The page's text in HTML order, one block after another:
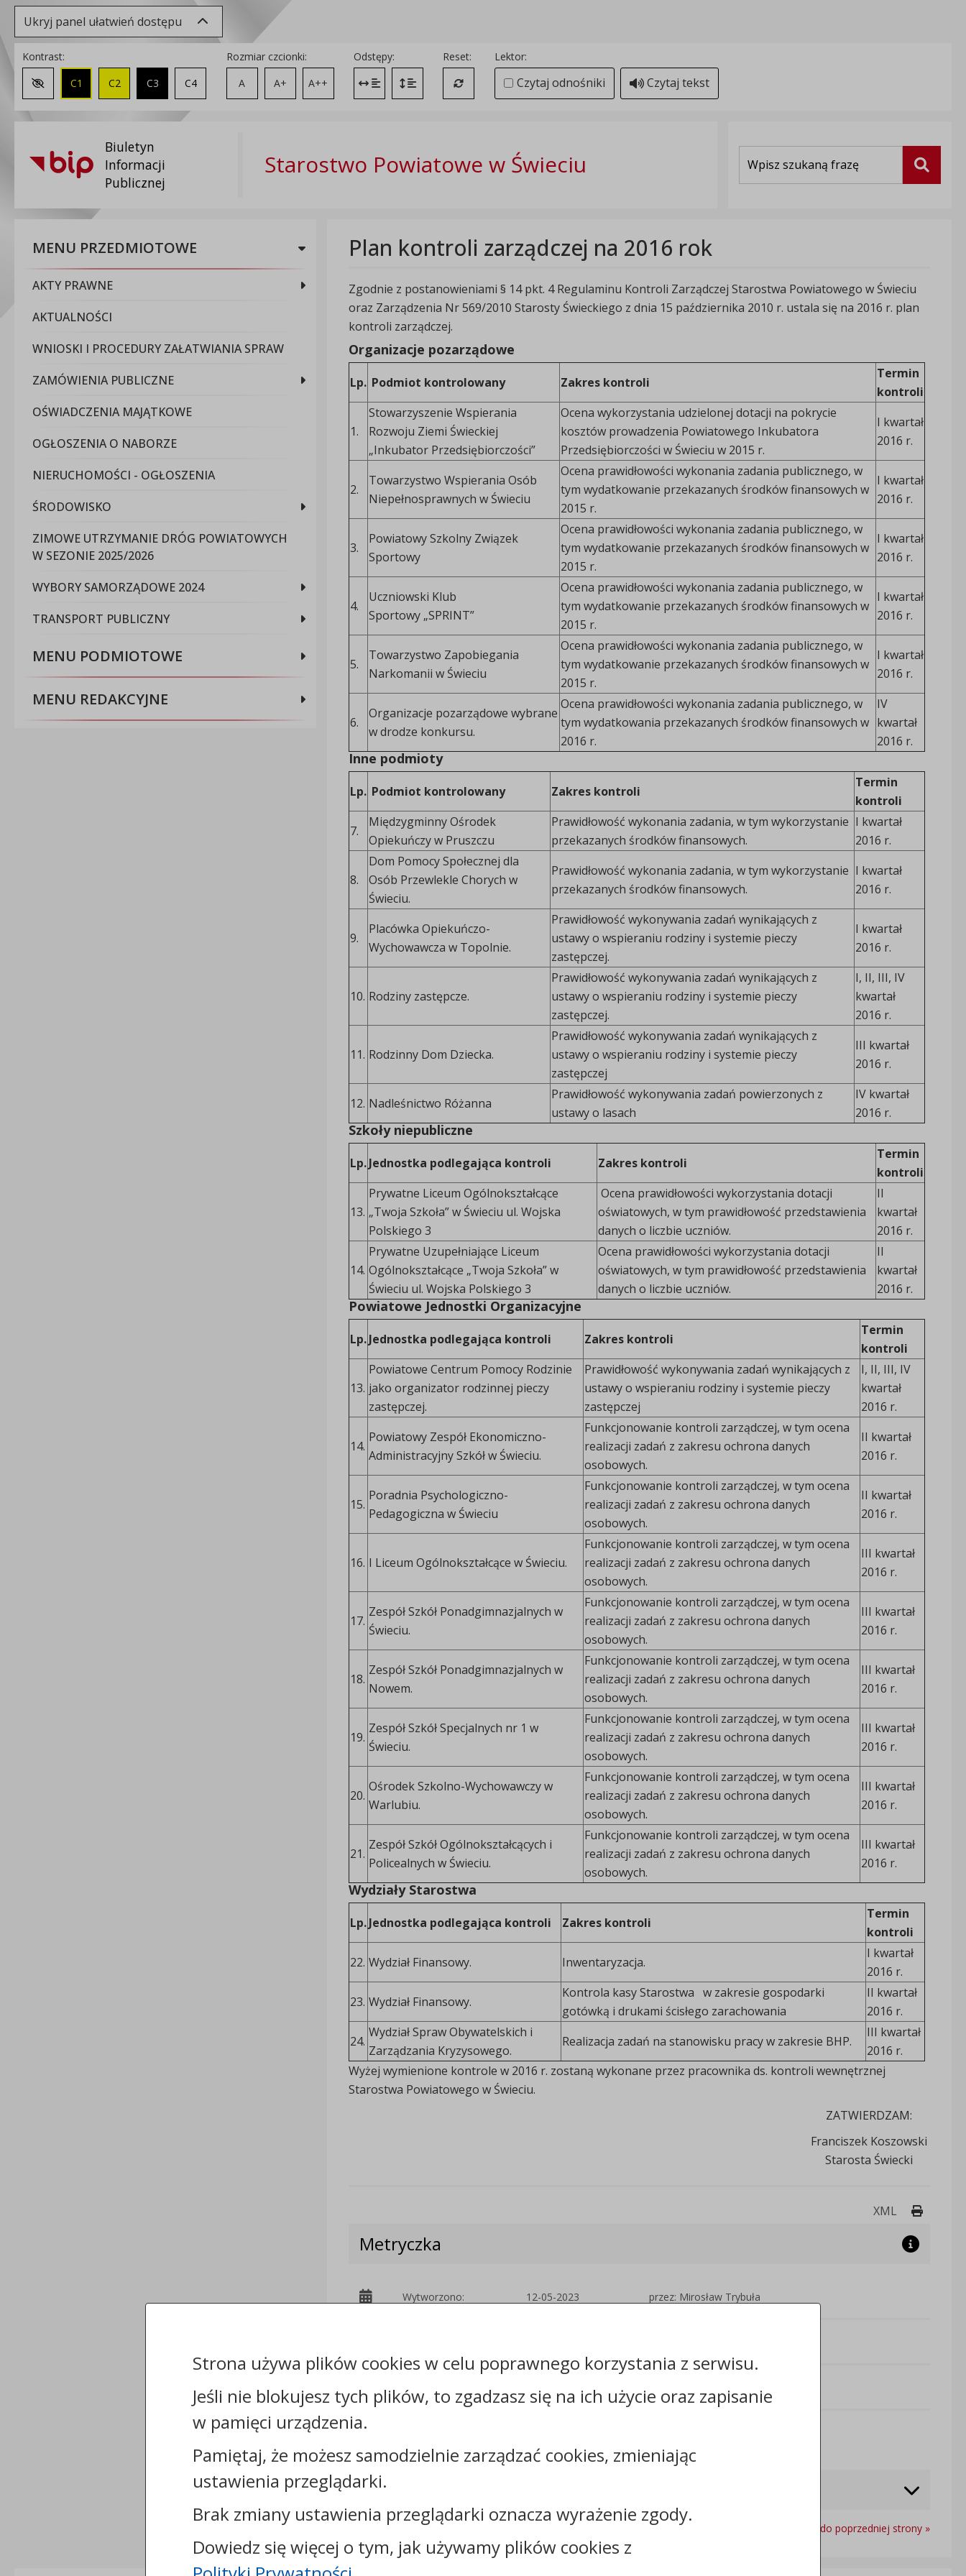
Ukryj panel ułatwień dostępu
Kontrast:
Zmień kontrast na domyślny
C1 C2 C3 C4
Rozmiar czcionki:
A
A+ A++
Odstępy:
Zmień odstęp między literami
Zmień interlinię i margines między paragrafami
Reset:
Przywróć ustawienia domyślne
Lektor:
Czytaj odnośniki Czytaj tekst
Biuletyn
Informacji
Publicznej
Starostwo Powiatowe w Świeciu Szukaj
MENU PRZEDMIOTOWE
AKTY PRAWNE
AKTUALNOŚCI
WNIOSKI I PROCEDURY ZAŁATWIANIA SPRAW
ZAMÓWIENIA PUBLICZNE
OŚWIADCZENIA MAJĄTKOWE
OGŁOSZENIA O NABORZE
NIERUCHOMOŚCI - OGŁOSZENIA
ŚRODOWISKO
ZIMOWE UTRZYMANIE DRÓG POWIATOWYCH
W SEZONIE 2025/2026
WYBORY SAMORZĄDOWE 2024
TRANSPORT PUBLICZNY
MENU PODMIOTOWE
MENU REDAKCYJNE
Plan kontroli zarządczej na 2016 rok
Zgodnie z postanowieniami § 14 pkt. 4 Regulaminu Kontroli Zarządczej Starostwa Powiatowego w Świeciu
oraz Zarządzenia Nr 569/2010 Starosty Świeckiego z dnia 15 października 2010 r. ustala się na 2016 r. plan
kontroli zarządczej.
Organizacje pozarządowe
Lp. Podmiot kontrolowany Zakres kontroli
Termin
kontroli
1.
Stowarzyszenie Wspierania
Rozwoju Ziemi Świeckiej
„Inkubator Przedsiębiorczości”
Ocena wykorzystania udzielonej dotacji na pokrycie
kosztów prowadzenia Powiatowego Inkubatora
Przedsiębiorczości w Świeciu w 2015 r.
I kwartał
2016 r.
2.
Towarzystwo Wspierania Osób
Niepełnosprawnych w Świeciu
Ocena prawidłowości wykonania zadania publicznego, w
tym wydatkowanie przekazanych środków finansowych w
2015 r.
I kwartał
2016 r.
3.
Powiatowy Szkolny Związek
Sportowy
Ocena prawidłowości wykonania zadania publicznego, w
tym wydatkowanie przekazanych środków finansowych w
2015 r.
I kwartał
2016 r.
4.
Uczniowski Klub
Sportowy „SPRINT”
Ocena prawidłowości wykonania zadania publicznego, w
tym wydatkowanie przekazanych środków finansowych w
2015 r.
I kwartał
2016 r.
5.
Towarzystwo Zapobiegania
Narkomanii w Świeciu
Ocena prawidłowości wykonania zadania publicznego, w
tym wydatkowanie przekazanych środków finansowych w
2015 r.
I kwartał
2016 r.
6.
Organizacje pozarządowe wybrane
w drodze konkursu.
Ocena prawidłowości wykonania zadania publicznego, w
tym wydatkowania przekazanych środków finansowych w
2016 r.
IV
kwartał
2016 r.
Inne podmioty
Lp. Podmiot kontrolowany Zakres kontroli
Termin
kontroli
7.
Międzygminny Ośrodek
Opiekuńczy w Pruszczu
Prawidłowość wykonania zadania, w tym wykorzystanie
przekazanych środków finansowych.
I kwartał
2016 r.
8.
Dom Pomocy Społecznej dla
Osób Przewlekle Chorych w
Świeciu.
Prawidłowość wykonania zadania, w tym wykorzystanie
przekazanych środków finansowych.
I kwartał
2016 r.
9.
Placówka Opiekuńczo-
Wychowawcza w Topolnie.
Prawidłowość wykonywania zadań wynikających z
ustawy o wspieraniu rodziny i systemie pieczy
zastępczej.
I kwartał
2016 r.
10. Rodziny zastępcze.
Prawidłowość wykonywania zadań wynikających z
ustawy o wspieraniu rodziny i systemie pieczy
zastępczej.
I, II, III, IV
kwartał
2016 r.
11. Rodzinny Dom Dziecka.
Prawidłowość wykonywania zadań wynikających z
ustawy o wspieraniu rodziny i systemie pieczy
zastępczej
III kwartał
2016 r.
12. Nadleśnictwo Różanna
Prawidłowość wykonywania zadań powierzonych z
ustawy o lasach
IV kwartał
2016 r.
Szkoły niepubliczne
Lp.Jednostka podlegająca kontroli Zakres kontroli
Termin
kontroli
13.
Prywatne Liceum Ogólnokształcące
„Twoja Szkoła” w Świeciu ul. Wojska
Polskiego 3
Ocena prawidłowości wykorzystania dotacji
oświatowych, w tym prawidłowość przedstawienia
danych o liczbie uczniów.
II
kwartał
2016 r.
14.
Prywatne Uzupełniające Liceum
Ogólnokształcące „Twoja Szkoła” w
Świeciu ul. Wojska Polskiego 3
Ocena prawidłowości wykorzystania dotacji
oświatowych, w tym prawidłowość przedstawienia
danych o liczbie uczniów.
II
kwartał
2016 r.
Powiatowe Jednostki Organizacyjne
Lp.Jednostka podlegająca kontroli Zakres kontroli
Termin
kontroli
13.
Powiatowe Centrum Pomocy Rodzinie
jako organizator rodzinnej pieczy
zastępczej.
Prawidłowość wykonywania zadań wynikających z
ustawy o wspieraniu rodziny i systemie pieczy
zastępczej
I, II, III, IV
kwartał
2016 r.
14.
Powiatowy Zespół Ekonomiczno-
Administracyjny Szkół w Świeciu.
Funkcjonowanie kontroli zarządczej, w tym ocena
realizacji zadań z zakresu ochrona danych
osobowych.
II kwartał
2016 r.
15.
Poradnia Psychologiczno-
Pedagogiczna w Świeciu
Funkcjonowanie kontroli zarządczej, w tym ocena
realizacji zadań z zakresu ochrona danych
osobowych.
II kwartał
2016 r.
16. I Liceum Ogólnokształcące w Świeciu.
Funkcjonowanie kontroli zarządczej, w tym ocena
realizacji zadań z zakresu ochrona danych
osobowych.
III kwartał
2016 r.
17.
Zespół Szkół Ponadgimnazjalnych w
Świeciu.
Funkcjonowanie kontroli zarządczej, w tym ocena
realizacji zadań z zakresu ochrona danych
osobowych.
III kwartał
2016 r.
18.
Zespół Szkół Ponadgimnazjalnych w
Nowem.
Funkcjonowanie kontroli zarządczej, w tym ocena
realizacji zadań z zakresu ochrona danych
osobowych.
III kwartał
2016 r.
19.
Zespół Szkół Specjalnych nr 1 w
Świeciu.
Funkcjonowanie kontroli zarządczej, w tym ocena
realizacji zadań z zakresu ochrona danych
osobowych.
III kwartał
2016 r.
20.
Ośrodek Szkolno-Wychowawczy w
Warlubiu.
Funkcjonowanie kontroli zarządczej, w tym ocena
realizacji zadań z zakresu ochrona danych
osobowych.
III kwartał
2016 r.
21.
Zespół Szkół Ogólnokształcących i
Policealnych w Świeciu.
Funkcjonowanie kontroli zarządczej, w tym ocena
realizacji zadań z zakresu ochrona danych
osobowych.
III kwartał
2016 r.
Wydziały Starostwa
Lp.Jednostka podlegająca kontroli Zakres kontroli
Termin
kontroli
22. Wydział Finansowy. Inwentaryzacja.
I kwartał
2016 r.
23. Wydział Finansowy.
Kontrola kasy Starostwa w zakresie gospodarki
gotówką i drukami ścisłego zarachowania
II kwartał
2016 r.
24.
Wydział Spraw Obywatelskich i
Zarządzania Kryzysowego.
Realizacja zadań na stanowisku pracy w zakresie BHP.
III kwartał
2016 r.
Wyżej wymienione kontrole w 2016 r. zostaną wykonane przez pracownika ds. kontroli wewnętrznej
Starostwa Powiatowego w Świeciu.
ZATWIERDZAM:
Franciszek Koszowski
Starosta Świecki
XML Drukuj
Metryczka
Wytworzono: 12-05-2023 przez: Mirosław Trybuła
Udostępniono: 12-05-2023, 13:12
Załączniki
Powrót do poprzedniej strony »
Strona używa plików cookies w celu poprawnego korzystania z serwisu.
Jeśli nie blokujesz tych plików, to zgadzasz się na ich użycie oraz zapisanie
w pamięci urządzenia.
Pamiętaj, że możesz samodzielnie zarządzać cookies, zmieniając
ustawienia przeglądarki.
Brak zmiany ustawienia przeglądarki oznacza wyrażenie zgody.
Dowiedz się więcej o tym, jak używamy plików cookies z